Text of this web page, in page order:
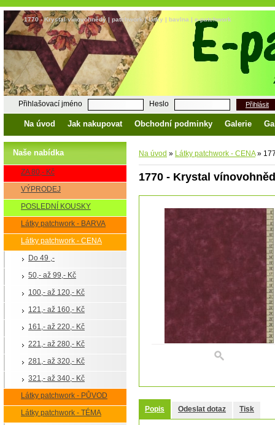
1770 - Krystal vínovohnědý | patchwork | látky | bavlna | e-patchwork
Přihlašovací jméno Heslo Přihlásit
Na úvod Jak nakupovat Obchodní podminky Galerie
Naše nabídka
ZA 80,- Kč
VÝPRODEJ
POSLEDNÍ KOUSKY
Látky patchwork - BARVA
Látky patchwork - CENA
Do 49 ,-
50,- až 99,- Kč
100,- až 120,- Kč
121,- až 160,- Kč
161,- až 220,- Kč
221,- až 280,- Kč
281,- až 320,- Kč
321,- až 340,- Kč
Látky patchwork - PŮVOD
Látky patchwork - TÉMA
Na úvod » Látky patchwork - CENA »
1770 - Krystal
Popis Odeslat dotaz Tisk